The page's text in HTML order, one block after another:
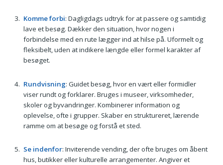
Komme forbi: Dagligdags udtryk for at passere og samtidig
lave et besøg. Dækker den situation, hvor nogen i
forbindelse med en rute lægger ind at hilse på. Uformelt og
fleksibelt, uden at indikere længde eller formel karakter af
besøget.
Rundvisning: Guidet besøg, hvor en vært eller formidler
viser rundt og forklarer. Bruges i museer, virksomheder,
skoler og byvandringer. Kombinerer information og
oplevelse, ofte i grupper. Skaber en struktureret, lærende
ramme om at besøge og forstå et sted.
Se indenfor: Inviterende vending, der ofte bruges om åbent
hus, butikker eller kulturelle arrangementer. Angiver et